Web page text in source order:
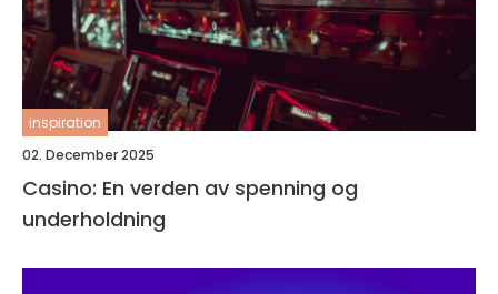
inspiration
02. December 2025
Casino: En verden av spenning og
underholdning